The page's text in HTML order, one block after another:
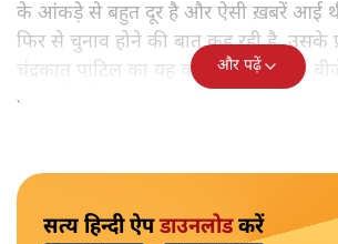
के आंकड़े से बहुत दूर है और ऐसी ख़बरें आई
फिर से चुनाव होने की बात कह रही है, उसके
चंद्रकात पाटिल का यह कहना कि राज्य में
बनाएगी, किसी के गले नहीं उतर रहा है।
और पढ़ें
सत्य हिन्दी ऐपडाउनलोडकरें